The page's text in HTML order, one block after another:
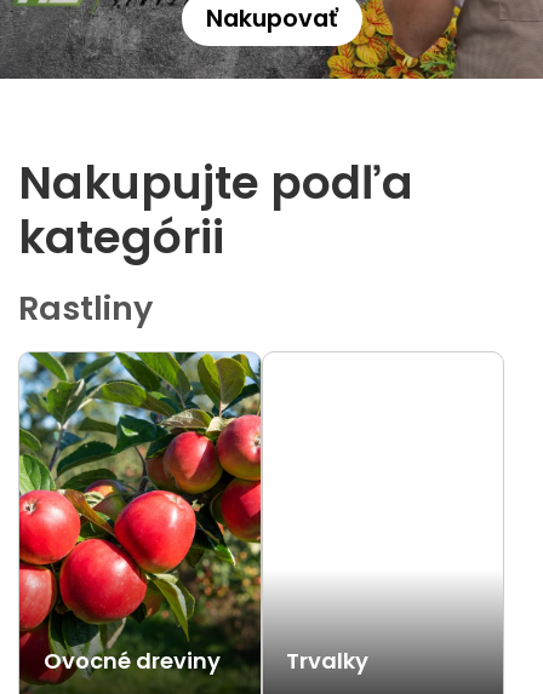
Nakupovať
Nakupujte podľa
kategórii
Rastliny
Ovocné dreviny Trvalky